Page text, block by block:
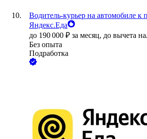
Водитель-курьер на автомобиле к
Яндекс.Еда
до 190 000 ₽ за месяц, до вычета
Без опыта
Подработка